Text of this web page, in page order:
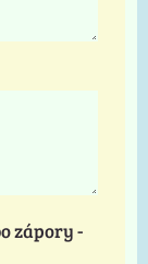
zápory -